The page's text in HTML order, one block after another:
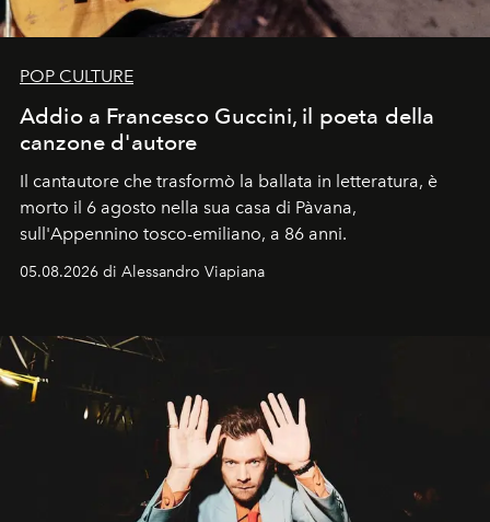
POP CULTURE
Addio a Francesco Guccini, il poeta della
canzone d'autore
Il cantautore che trasformò la ballata in letteratura, è
morto il 6 agosto nella sua casa di Pàvana,
sull'Appennino tosco-emiliano, a 86 anni.
05.08.2026 di Alessandro Viapiana